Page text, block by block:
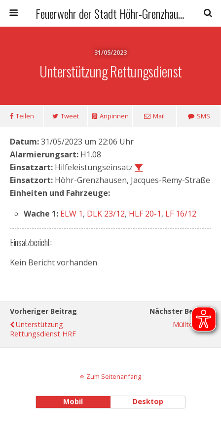
Feuerwehr der Stadt Höhr-Grenzhausen
31/05/2023
Unterstützung Rettungsdienst
Teilen Tweet Anpinnen Mail SMS
Datum:31/05/2023 um 22:06 Uhr
Alarmierungsart: H1.08
Einsatzart: Hilfeleistungseinsatz
Einsatzort: Höhr-Grenzhausen, Jacques-Remy-Straße
Einheiten und Fahrzeuge:
Wache 1: ELW 1, DLK 23/12, HLF 20-1, LF 16/12
Einsatzbericht:
Kein Bericht vorhanden
Vorheriger Beitrag
Unterstützung
Rettungsdienst HRF
Nächster Beitrag
Mülltonne
Zum Seitenanfang
Mobil Desktop